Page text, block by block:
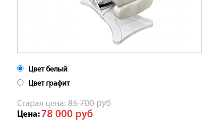
Цвет белый
Цвет графит
Cтарая цена: 85 700руб
Цена: 78 000 руб